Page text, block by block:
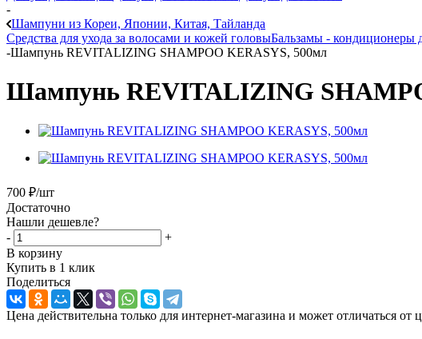
-
Шампуни из Кореи, Японии, Китая, Тайланда
Средства для ухода за волосами и кожей головыБальзамы - кондиционеры
-Шампунь REVITALIZING SHAMPOO KERASYS, 500мл
Шампунь REVITALIZING
700 ₽/шт
Достаточно
Нашли дешевле?
-
+
В корзину
Купить в 1 клик
Поделиться
Цена действительна только для интернет-магазина и может отличаться от